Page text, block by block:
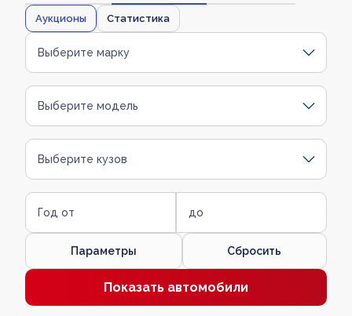
Аукционы Статистика
Выберите марку
Выберите модель
Выберите кузов
Год от до
Параметры Сбросить
Показать автомобили